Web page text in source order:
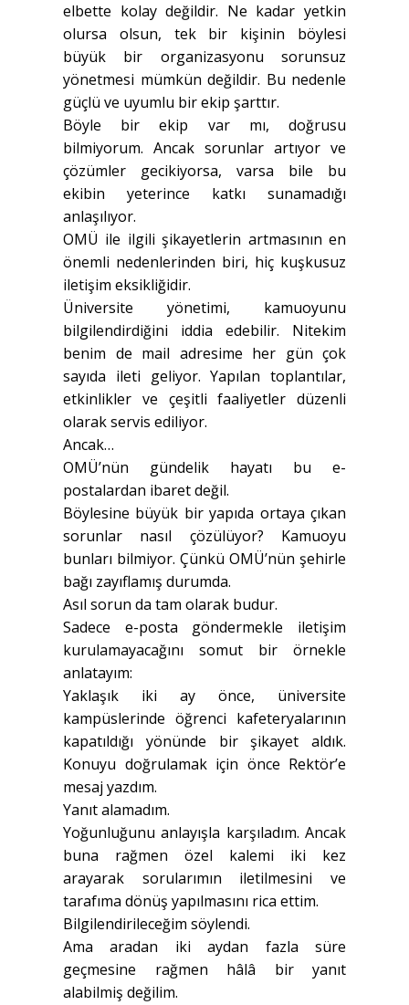
elbette kolay değildir. Ne kadar yetkin
olursa olsun, tek bir kişinin böylesi
büyük bir organizasyonu sorunsuz
yönetmesi mümkün değildir. Bu nedenle
güçlü ve uyumlu bir ekip şarttır.
Böyle bir ekip var mı, doğrusu
bilmiyorum. Ancak sorunlar artıyor ve
çözümler gecikiyorsa, varsa bile bu
ekibin yeterince katkı sunamadığı
anlaşılıyor.
OMÜ ile ilgili şikayetlerin artmasının en
önemli nedenlerinden biri, hiç kuşkusuz
iletişim eksikliğidir.
Üniversite yönetimi, kamuoyunu
bilgilendirdiğini iddia edebilir. Nitekim
benim de mail adresime her gün çok
sayıda ileti geliyor. Yapılan toplantılar,
etkinlikler ve çeşitli faaliyetler düzenli
olarak servis ediliyor.
Ancak…
OMÜ’nün gündelik hayatı bu e-
postalardan ibaret değil.
Böylesine büyük bir yapıda ortaya çıkan
sorunlar nasıl çözülüyor? Kamuoyu
bunları bilmiyor. Çünkü OMÜ’nün şehirle
bağı zayıflamış durumda.
Asıl sorun da tam olarak budur.
Sadece e-posta göndermekle iletişim
kurulamayacağını somut bir örnekle
anlatayım:
Yaklaşık iki ay önce, üniversite
kampüslerinde öğrenci kafeteryalarının
kapatıldığı yönünde bir şikayet aldık.
Konuyu doğrulamak için önce Rektör’e
mesaj yazdım.
Yanıt alamadım.
Yoğunluğunu anlayışla karşıladım. Ancak
buna rağmen özel kalemi iki kez
arayarak sorularımın iletilmesini ve
tarafıma dönüş yapılmasını rica ettim.
Bilgilendirileceğim söylendi.
Ama aradan iki aydan fazla süre
geçmesine rağmen hâlâ bir yanıt
alabilmiş değilim.